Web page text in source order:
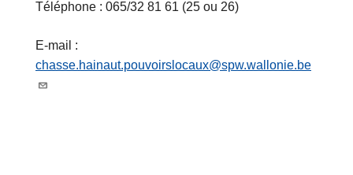
Téléphone : 065/32 81 61 (25 ou 26)
E-mail :
chasse.hainaut.pouvoirslocaux@spw.wallonie.be